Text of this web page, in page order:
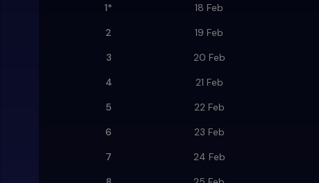
1* 18 Feb
2
19 Feb
3
20 Feb
4
21 Feb
5
22 Feb
6
23 Feb
7
24 Feb